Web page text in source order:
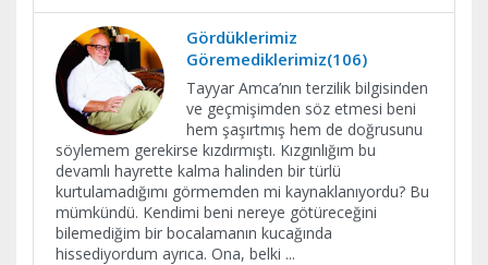
Gördüklerimiz
Göremediklerimiz(106)
Tayyar Amca’nın terzilik bilgisinden
ve geçmişimden söz etmesi beni
hem şaşırtmış hem de doğrusunu
söylemem gerekirse kızdırmıştı. Kızgınlığım bu
devamlı hayrette kalma halinden bir türlü
kurtulamadığımı görmemden mi kaynaklanıyordu? Bu
mümkündü. Kendimi beni nereye götüreceğini
bilemediğim bir bocalamanın kucağında
hissediyordum ayrıca. Ona, belki ...